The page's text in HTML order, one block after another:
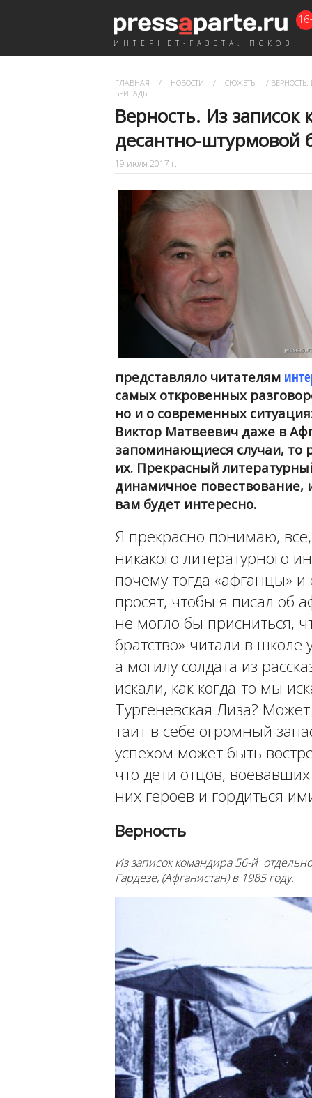
ИНТЕРНЕТ-ГАЗЕТА. ПСКОВ
ГЛАВНАЯ / НОВОСТИ / СЮЖЕТЫ /
БРИГАДЫ
Верность. Из
десантно-штурмовой
19 июля 2017 г.
представляло читателям
самых откровенных
но и о современных
Виктор Матвеевич даже в
запоминающиеся случаи, то
их. Прекрасный
динамичное
вам будет интересно.
Я прекрасно понимаю,
никакого литературного
почему тогда «афганцы»
просят, чтобы я писал об
не могло бы присниться,
братство» читали в школе
а могилу солдата из
искали, как когда-то мы
Тургеневская Лиза?
таит в себе огромный
успехом может быть
что дети отцов,
них героев и гордиться
Верность
Из записок командира 56-й
Гардезе, (Афганистан) в 1985 году.